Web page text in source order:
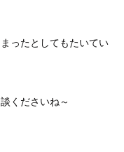
ったとしてもたいてい
くださいね～